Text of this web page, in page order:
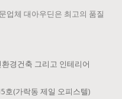
업체 대아우딘은 최고의 품질
경건축 그리고 인테리어
호(가락동 제일 오피스텔)